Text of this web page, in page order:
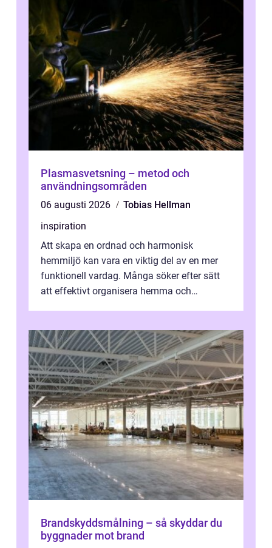
Plasmasvetsning – metod och
användningsområden
06 augusti 2026
Tobias Hellman
inspiration
Att skapa en ordnad och harmonisk
hemmiljö kan vara en viktig del av en mer
funktionell vardag. Många söker efter sätt
att effektivt organisera hemma och
Brandskyddsmålning – så skyddar du
byggnader mot brand